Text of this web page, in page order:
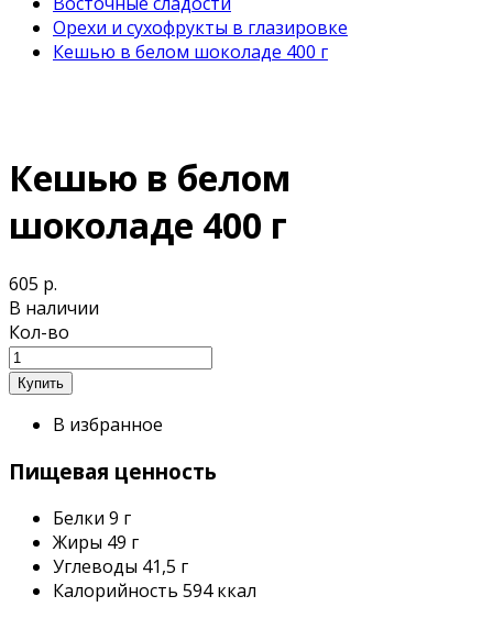
Орехи и сухофрукты в глазировке
Кешью в белом шоколаде 400 г
Кешью в белом
шоколаде 400 г
605 р.
В наличии
Кол-во
В избранное
Пищевая ценность
Белки 9 г
Жиры 49 г
Углеводы 41,5 г
Калорийность 594 ккал